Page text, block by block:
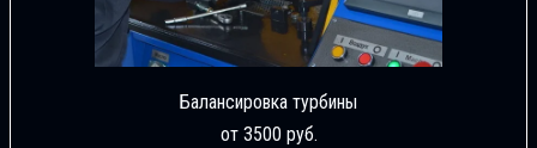
Балансировка турбины
от 3500 руб.